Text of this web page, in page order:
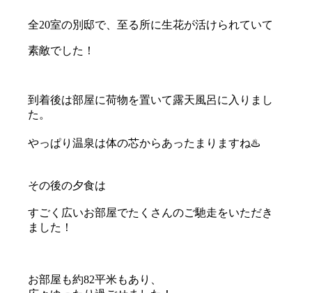
全20室の別邸で、至る所に生花が活けられていて
素敵でした！
到着後は部屋に荷物を置いて露天風呂に入りまし
た。
やっぱり温泉は体の芯からあったまりますね♨️
その後の夕食は
すごく広いお部屋でたくさんのご馳走をいただき
ました！
お部屋も約82平米もあり、